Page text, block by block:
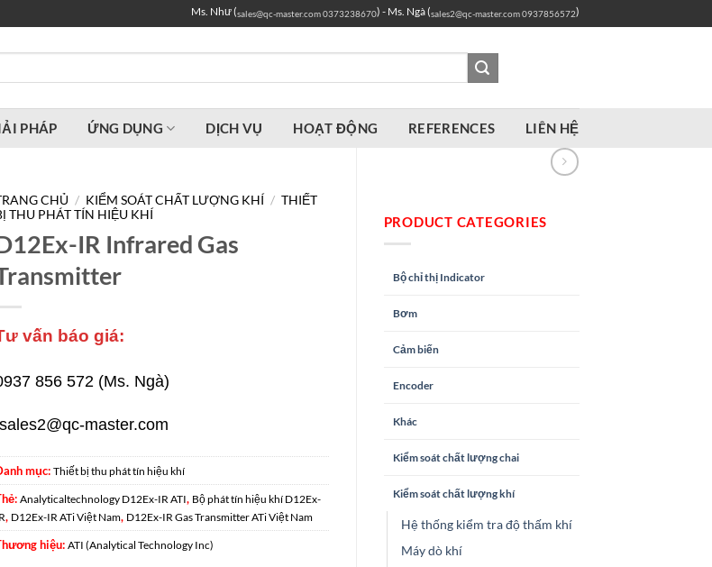
Ms. Như (sales@qc-master.com0373238670) - Ms. Ngà (sales2@qc-master.com0937856572)
PHÁP ỨNG DỤNG DỊCH VỤ HOẠT ĐỘNG REFERENCES LIÊN HỆ
PRODUCT CATEGORIES
Bộ chỉ thị Indicator
Bơm
Cảm biến
Encoder
Khác
Kiểm soát chất lượng chai
Kiểm soát chất lượng khí
Hệ thống kiểm tra độ thấm khí
Máy dò khí
CHỦ / KIỂM SOÁT CHẤT LƯỢNG KHÍ / THIẾT
THU PHÁT TÍN HIỆU KHÍ
IR Infrared Gas
vấn báo giá:
856 572 (Ms. Ngà)
sales2@qc-master.com
mục:Thiết bị thu phát tín hiệu khí
Analyticaltechnology D12Ex-IR ATI, Bộ phát tín hiệu khí D12Ex-
, D12Ex-IR ATi Việt Nam, D12Ex-IR Gas Transmitter ATi Việt Nam
hiệu: ATI (Analytical Technology Inc)